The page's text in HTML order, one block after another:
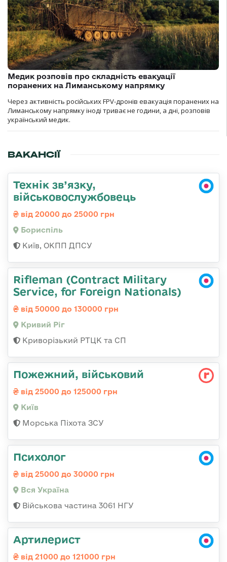
Медик розповів про складність евакуації
поранених на Лиманському напрямку
Через активність російських FPV-дронів евакуація поранених на
Лиманському напрямку іноді триває не години, а дні, розповів
український медик.
ВАКАНСІЇ
Технік зв’язку,
військовослужбовець
від 20000 до 25000 грн
Бориспіль
Київ, ОКПП ДПСУ
Rifleman (Contract Military
Service, for Foreign Nationals)
від 50000 до 130000 грн
Кривий Ріг
Криворізький РТЦК та СП
Пожежний, військовий
від 25000 до 125000 грн
Київ
Морська Піхота ЗСУ
Психолог
від 25000 до 30000 грн
Вся Україна
Військова частина 3061 НГУ
Артилерист
від 21000 до 121000 грн